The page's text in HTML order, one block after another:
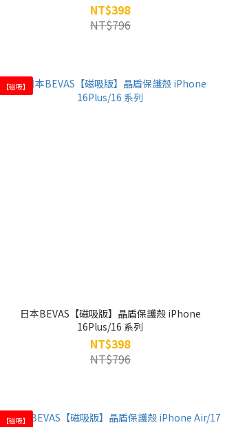
NT$398
NT$796
【磁吸】
日本BEVAS【磁吸版】晶盾保護殼 iPhone
16Plus/16 系列
NT$398
NT$796
【磁吸】